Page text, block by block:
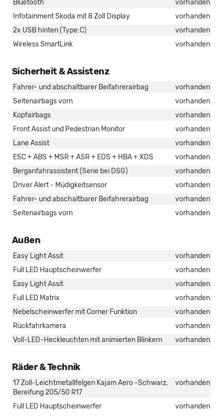
Bluetooth
vorhanden
Infotainment Skoda mit 8 Zoll Display
vorhanden
2x USB hinten (Type:C)
vorhanden
Wireless SmartLink
vorhanden
Sicherheit & Assistenz
Fahrer- und abschaltbarer Beifahrerairbag
vorhanden
Seitenairbags vorn
vorhanden
Kopfairbags
vorhanden
Front Assist und Pedestrian Monitor
vorhanden
Lane Assist
vorhanden
ESC + ABS + MSR + ASR + EDS + HBA + XDS
vorhanden
Berganfahrassistent (Serie bei DSG)
vorhanden
Driver Alert - Müdigkeitsensor
vorhanden
Fahrer- und abschaltbarer Beifahrerairbag
vorhanden
Seitenairbags vorn
vorhanden
Außen
Easy Light Assit
vorhanden
Full LED Hauptscheinwerfer
vorhanden
Easy Light Assit
vorhanden
Full LED Matrix
vorhanden
Nebelscheinwerfer mit Corner Funktion
vorhanden
Rückfahrkamera
vorhanden
Voll-LED-Heckleuchten mit animierten Blinkern
vorhanden
Räder & Technik
17 Zoll-Leichtmetallfelgen Kajam Aero -Schwarz,
Bereifung 205/50 R17
vorhanden
Full LED Hauptscheinwerfer vorhanden